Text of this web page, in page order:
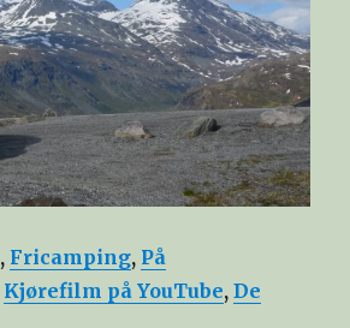
, Fricamping, På
Kjørefilm på YouTube, De